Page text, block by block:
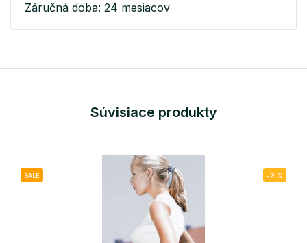
Záručná doba: 24 mesiacov
Súvisiace produkty
SALE -74%